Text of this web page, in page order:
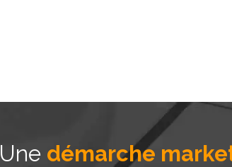
Une démarche